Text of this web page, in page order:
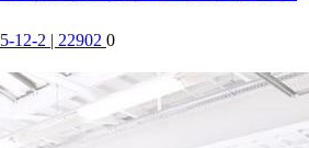
12-2 | 22902 0